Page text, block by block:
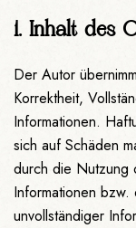
1. Inhalt des
Der Autor
Korrektheit,
Informationen.
sich auf Schäden
durch die Nutzung
Informationen
unvollständiger